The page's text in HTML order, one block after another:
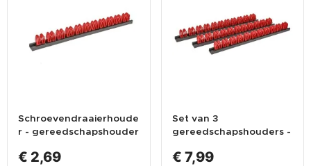
Schroevendraaierhoude
r - gereedschapshouder
€ 2,69
Set van 3
gereedschapshouders -
r
€ 7,99